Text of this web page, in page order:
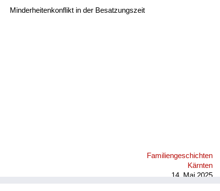
Minderheitenkonflikt in der Besatzungszeit
Familiengeschichten
Kärnten
14. Mai 2025